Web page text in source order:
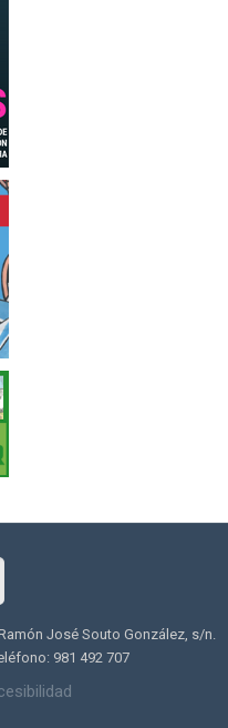
José Souto González, s/n.
981 492 707